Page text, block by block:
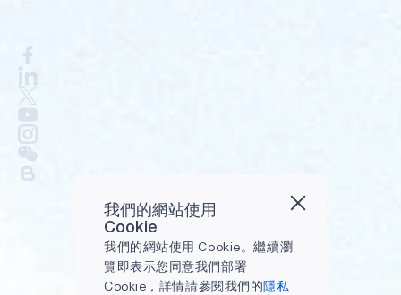
我們的網站使用
Cookie
我們的網站使用 Cookie。繼續瀏
覽即表示您同意我們部署
Cookie，詳情請參閱我們的隱私